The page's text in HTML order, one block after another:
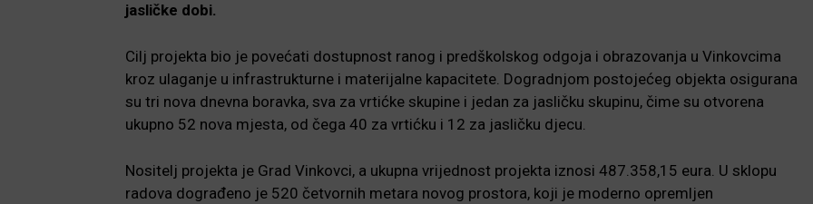
jasličke dobi.
Cilj projekta bio je povećati dostupnost ranog i predškolskog odgoja i obrazovanja u Vinkovcima
kroz ulaganje u infrastrukturne i materijalne kapacitete. Dogradnjom postojećeg objekta osigurana
su tri nova dnevna boravka, sva za vrtićke skupine i jedan za jasličku skupinu, čime su otvorena
ukupno 52 nova mjesta, od čega 40 za vrtićku i 12 za jasličku djecu.
Nositelj projekta je Grad Vinkovci, a ukupna vrijednost projekta iznosi 487.358,15 eura. U sklopu
radova dograđeno je 520 četvornih metara novog prostora, koji je moderno opremljen